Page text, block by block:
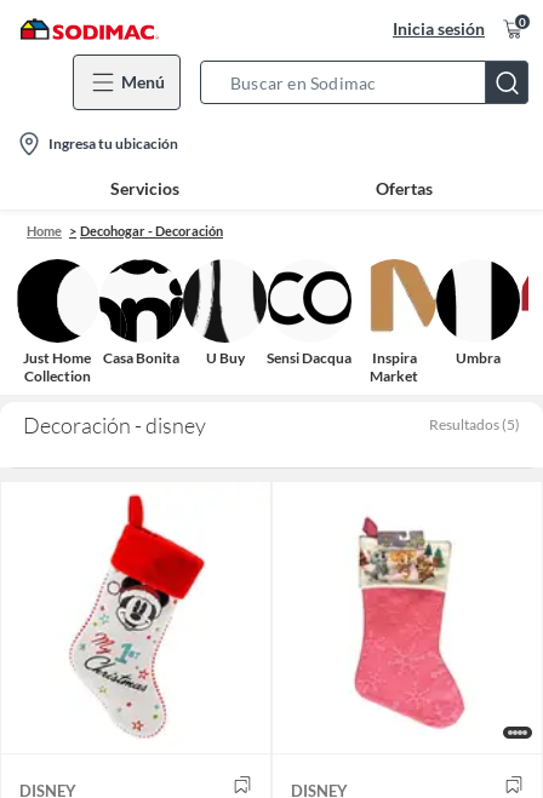
Inicia sesión 0
Menú
Bar
location-
icon
Ingresa tu ubicación
Servicios Ofertas
Home Decohogar - Decoración
Just Home
Collection
Casa Bonita U Buy Sensi Dacqua
Inspira
Market
Umbra
Decoración - disney Resultados (5)
DISNEY DISNEY